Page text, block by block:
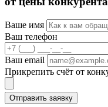
Ваше имя
Ваш телефон
Ваш email
Прикрепить счёт от
Отправить заявку